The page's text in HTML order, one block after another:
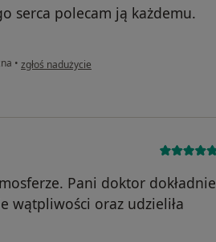
serca polecam ją każdemu.
• w opinii użytkownika Andrzej
zgłoś nadużycie
Pani doktor dokładnie
wątpliwości oraz udzieliła